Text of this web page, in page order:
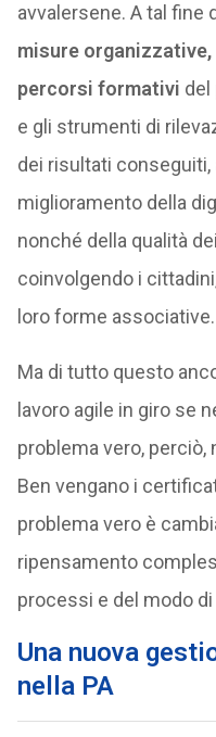
avvalersene. A tal fine
misure
percorsi formativi del
e gli strumenti di
dei risultati
miglioramento della
nonché della qualità
coinvolgendo i
loro forme associative.
Ma di tutto questo
lavoro agile in giro se
problema vero, perciò,
Ben vengano i
problema vero è
ripensamento
processi e del modo di
Una nuova
nella PA